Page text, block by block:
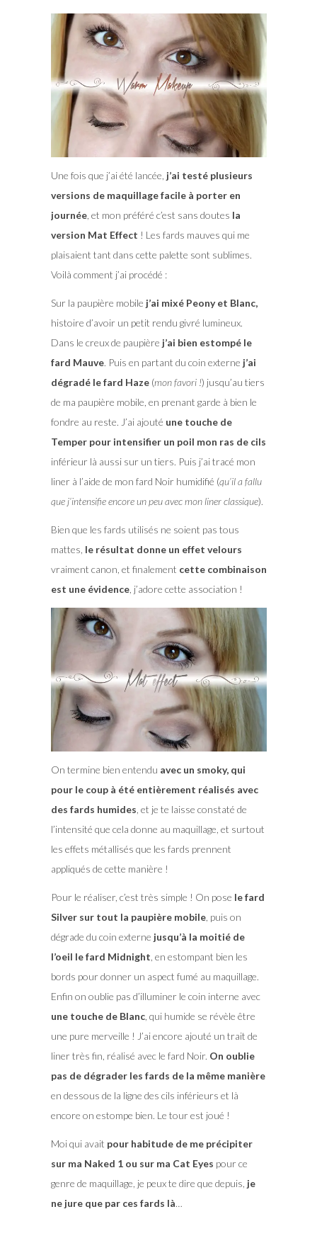
Une fois que j’ai été lancée, j’ai testé plusieurs
versions de maquillage facile à porter en
journée, et mon préféré c’est sans doutes la
version Mat Effect ! Les fards mauves qui me
plaisaient tant dans cette palette sont sublimes.
Voilà comment j’ai procédé :
Sur la paupière mobile j’ai mixé Peony et Blanc,
histoire d’avoir un petit rendu givré lumineux.
Dans le creux de paupière j’ai bien estompé le
fard Mauve. Puis en partant du coin externe j’ai
dégradé le fard Haze(mon favori !) jusqu’au tiers
de ma paupière mobile, en prenant garde à bien le
fondre au reste. J’ai ajouté une touche de
Temper pour intensifier un poil mon ras de cils
inférieur là aussi sur un tiers. Puis j’ai tracé mon
liner à l’aide de mon fard Noir humidifié (qu’il a fallu
que j’intensifie encore un peu avec mon liner classique).
Bien que les fards utilisés ne soient pas tous
mattes, le résultat donne un effet velours
vraiment canon, et finalement cette combinaison
est une évidence, j’adore cette association !
On termine bien entendu avec un smoky, qui
pour le coup à été entièrement réalisés avec
des fards humides , et je te laisse constaté de
l’intensité que cela donne au maquillage, et surtout
les effets métallisés que les fards prennent
appliqués de cette manière !
Pour le réaliser, c’est très simple ! On pose le fard
Silver sur tout la paupière mobile, puis on
dégrade du coin externe jusqu’à la moitié de
l’oeil le fard Midnight , en estompant bien les
bords pour donner un aspect fumé au maquillage.
Enfin on oublie pas d’illuminer le coin interne avec
une touche de Blanc, qui humide se révèle être
une pure merveille ! J’ai encore ajouté un trait de
liner très fin, réalisé avec le fard Noir. On oublie
pas de dégrader les fards de la même manière
en dessous de la ligne des cils inférieurs et là
encore on estompe bien. Le tour est joué !
Moi qui avait pour habitude de me précipiter
sur ma Naked 1 ou sur ma Cat Eyes pour ce
genre de maquillage, je peux te dire que depuis, je
ne jure que par ces fards là…